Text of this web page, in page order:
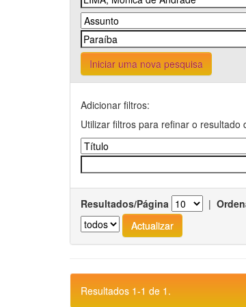
Iniciar uma nova pesquisa
Adicionar filtros:
Utilizar filtros para refinar o resultado
Resultados/Página |
Resultados 1-1 de 1.